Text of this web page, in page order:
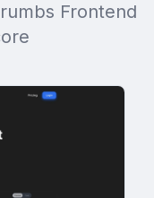
Frontend